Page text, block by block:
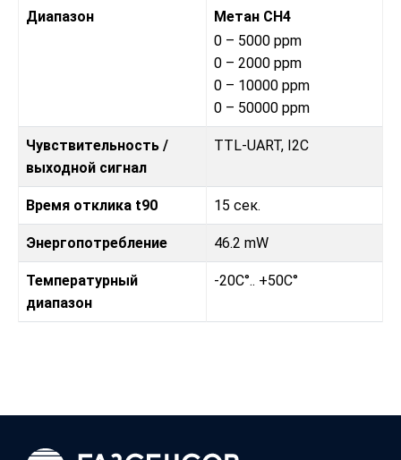
Диапазон
Метан CH4
0 – 5000 ppm
0 – 2000 ppm
0 – 10000 ppm
0 – 50000 ppm
Чувствительность /
выходной сигнал
TTL-UART, I2C
Время отклика t90 15 сек.
Энергопотребление 46.2 mW
Температурный
диапазон
-20C°.. +50C°